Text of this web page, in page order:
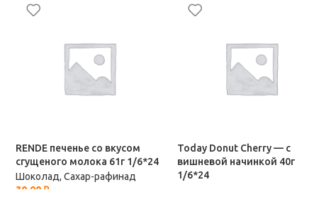
99,00
RENDE печенье со вкусом
сгущеного молока 61г 1/6*24
Шоколад, Сахар-рафинад
30,00 ₽
Today Donut Cherry — с
вишневой начинкой 40г
1/6*24